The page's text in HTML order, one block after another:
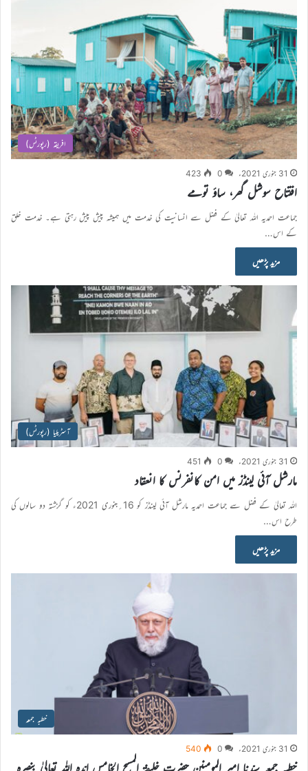
افریقہ (رپورٹس)
31 جنوری 2021ء 0
423
افتتاح سوشل گھر، ساؤ تومے
جماعت احمدیہ اللہ تعالیٰ کے فضل سے انسانیت کی خدمت میں ہمیشہ پیش پیش رہتی ہے۔ خدمت خلق
کے اس…
مزید پڑھیں
آسٹریلیا (رپورٹس)
31 جنوری 2021ء 0
451
مارشل آئی لینڈز میں امن کانفرنس کا انعقاد
اللہ تعالیٰ کے فضل سے جماعت احمدیہ مارشل آئی لینڈز کو 16؍جنوری 2021ء کو گزشتہ دو سالوں کی
طرح اس…
مزید پڑھیں
خطبہ جمعہ
31 جنوری 2021ء 0
540